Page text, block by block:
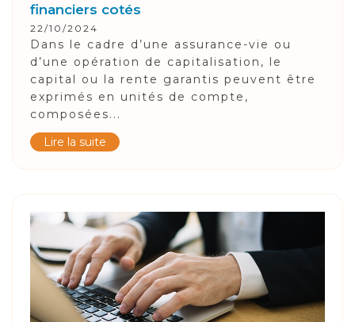
financiers cotés
22/10/2024
Dans le cadre d’une assurance-vie ou
d’une opération de capitalisation, le
capital ou la rente garantis peuvent être
exprimés en unités de compte,
composées...
Lire la suite